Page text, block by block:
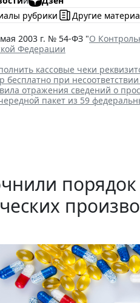
рубрики
Другие
2003 г. № 54-ФЗ "О
Федерации
кассовые чеки
бесплатно при
отражения сведений о
пакет из 59